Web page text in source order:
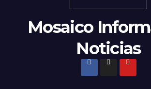
Mosaico
Noticias